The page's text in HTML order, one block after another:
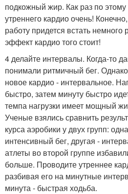
подкожный жир. Как раз по
утреннего кардио очень!
работу придется встать
эффект кардио того стоит!
4 делайте интервалы. Когда-то
понимали ритмичный бег.
новое кардио - интервальное.
быстро, затем минуту быстро
темпа нагрузки имеет мощный
Ученые взялись сравнить
курса аэробики у двух групп:
интенсивный бег, другая -
атлеты во второй группе
больше. Проводите утреннее
разбивая его на минутные
минута - быстрая ходьба.